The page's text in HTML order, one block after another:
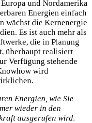
und Nordamerika
Energien einfach
wächst die Kernenergie
Es ist auch mehr als
die in Planung
überhaupt realisiert
Verfügung stehende
wird
Energien, wie Sie
wieder in den
ausgerufen wird.